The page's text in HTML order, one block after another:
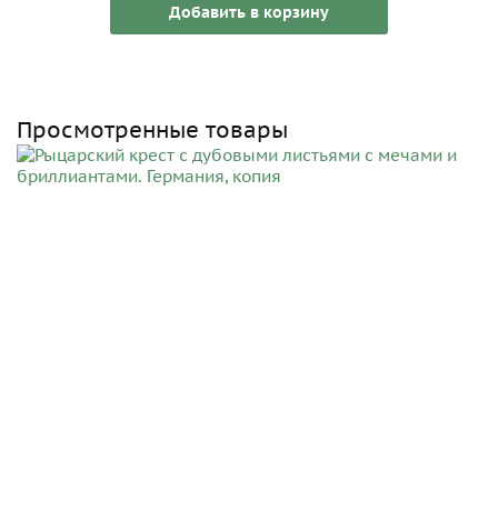
Добавить в корзину
Просмотренные товары